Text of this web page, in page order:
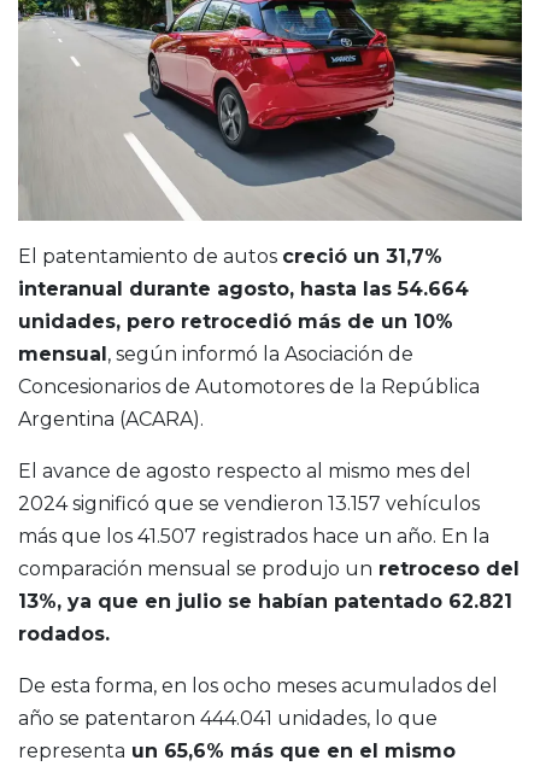
El patentamiento de autos creció un 31,7%
interanual durante agosto, hasta las 54.664
unidades, pero retrocedió más de un 10%
mensual , según informó la Asociación de
Concesionarios de Automotores de la República
Argentina (ACARA).
El avance de agosto respecto al mismo mes del
2024 significó que se vendieron 13.157 vehículos
más que los 41.507 registrados hace un año. En la
comparación mensual se produjo un retroceso del
13%, ya que en julio se habían patentado 62.821
rodados.
De esta forma, en los ocho meses acumulados del
año se patentaron 444.041 unidades, lo que
representa un 65,6% más que en el mismo